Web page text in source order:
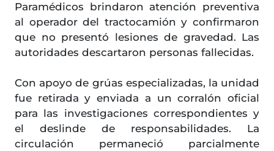
Paramédicos brindaron atención preventiva
al operador del tractocamión y confirmaron
que no presentó lesiones de gravedad. Las
autoridades descartaron personas fallecidas.
Con apoyo de grúas especializadas, la unidad
fue retirada y enviada a un corralón oficial
para las investigaciones correspondientes y
el deslinde de responsabilidades. La
circulación permaneció parcialmente